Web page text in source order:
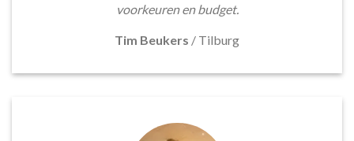
voorkeuren en budget.
Tim Beukers / Tilburg